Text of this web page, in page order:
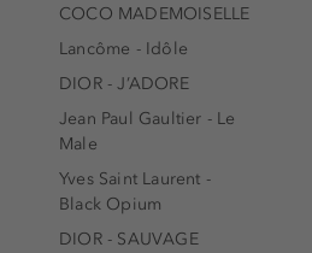
COCO MADEMOISELLE
Lancôme - Idôle
DIOR - J’ADORE
Jean Paul Gaultier - Le
Male
Yves Saint Laurent -
Black Opium
DIOR - SAUVAGE